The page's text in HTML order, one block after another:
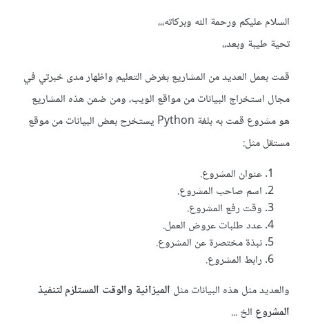
السلام عليكم ورحمة الله وبركاته،،،
تحية طيبة وبعد،،
قمت بعمل العديد من المشاريع بغرض التعليم واظهار مدى خبرتي في
مجال استخراج البيانات من مواقع الويب، ومن ضمن هذه المشاريع
هو مشروع قمت به بلغة Python يستخرح بعض البيانات من موقع
مستقل مثل:
عنوان المشروع.
اسم صاحب المشروع.
وقت رفع المشروع.
عدد طلبات عروض العمل.
نبذة مختصرة عن المشروع.
رابط المشروع.
والعديد مثل هذه البيانات مثل الميزانية والوقت المستلزم لتنفيذ
المشروعالخ ...